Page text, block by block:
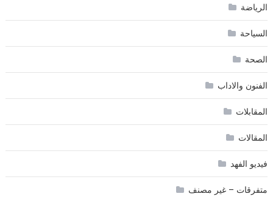
الرياضة
السياحة
الصحة
الفنون والاداب
المقابلات
المقالات
فيديو الفهد
متفرقات – غير مصنف